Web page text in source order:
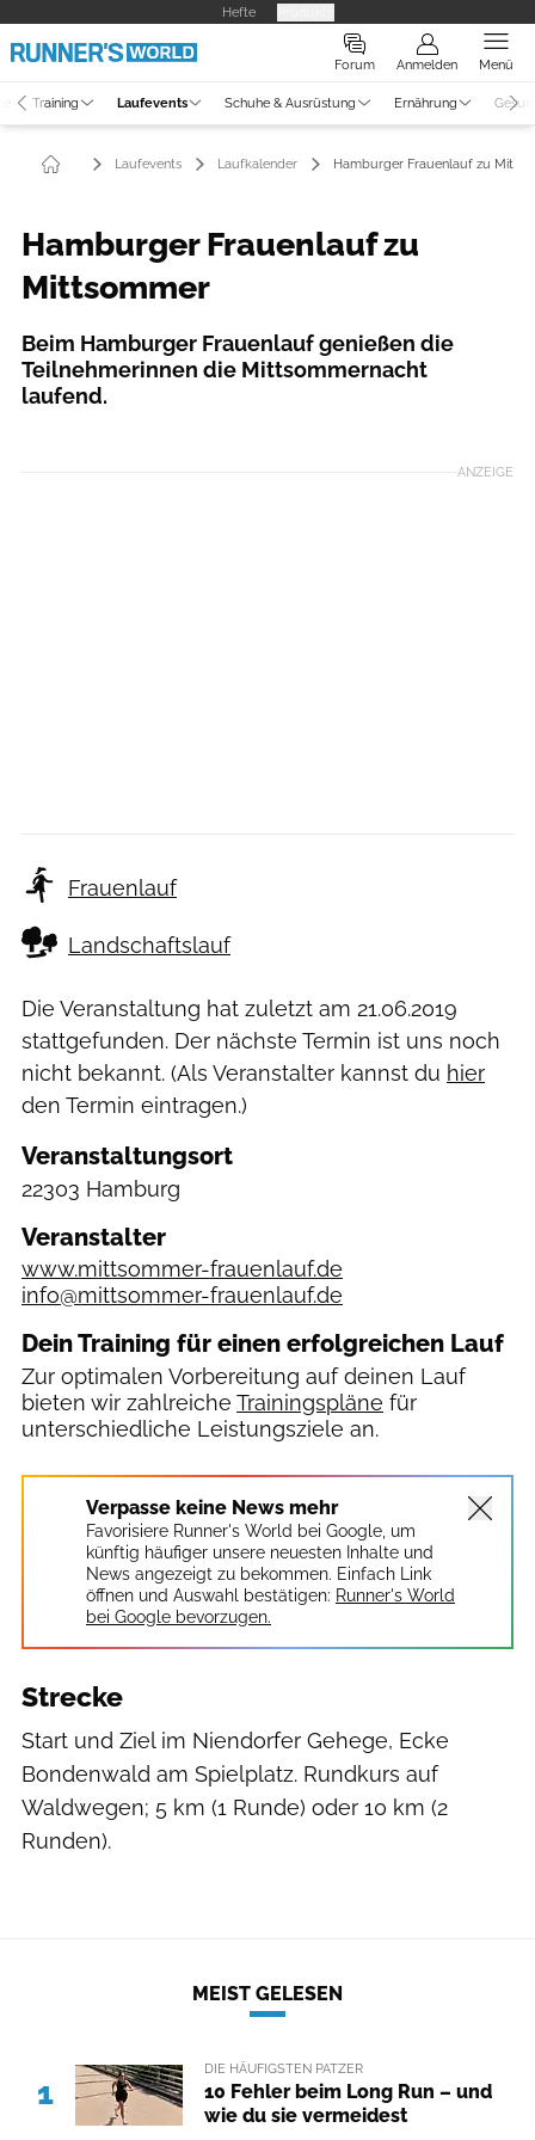
Hefte
Forum Anmelden Menü
Training Laufevents Schuhe & Ausrüstung Ernährung
Laufevents Laufkalender Hamburger Frauenlauf zu
Hamburger Frauenlauf zu
Mittsommer
Beim Hamburger Frauenlauf genießen die
Teilnehmerinnen die Mittsommernacht
laufend.
ANZEIGE
Frauenlauf
Landschaftslauf
Die Veranstaltung hat zuletzt am 21.06.2019
stattgefunden. Der nächste Termin ist uns noch
nicht bekannt. (Als Veranstalter kannst du hier
den Termin eintragen.)
Veranstaltungsort
22303 Hamburg
Veranstalter
www.mittsommer-frauenlauf.de
info@mittsommer-frauenlauf.de
Dein Training für einen erfolgreichen Lauf
Zur optimalen Vorbereitung auf deinen Lauf
bieten wir zahlreiche Trainingspläne für
unterschiedliche Leistungsziele an.
Verpasse keine News mehr
Favorisiere Runner's World bei Google, um
künftig häufiger unsere neuesten Inhalte und
News angezeigt zu bekommen. Einfach Link
öffnen und Auswahl bestätigen: Runner's World
bei Google bevorzugen.
Strecke
Start und Ziel im Niendorfer Gehege, Ecke
Bondenwald am Spielplatz. Rundkurs auf
Waldwegen; 5 km (1 Runde) oder 10 km (2
Runden).
MEIST GELESEN
1
DIE HÄUFIGSTEN PATZER
10 Fehler beim Long Run – und
wie du sie vermeidest